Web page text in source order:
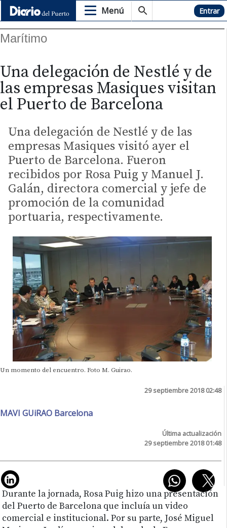
Menú Hemeroteca Entrar
Marítimo
Una delegación de Nestlé y de
las empresas Masiques visitan
el Puerto de Barcelona
Una delegación de Nestlé y de las
empresas Masiques visitó ayer el
Puerto de Barcelona. Fueron
recibidos por Rosa Puig y Manuel J.
Galán, directora comercial y jefe de
promoción de la comunidad
portuaria, respectivamente.
Un momento del encuentro. Foto M. Guirao.
29 septiembre 2018 02:48
MAVI GUiRAO Barcelona
Última actualización
29 septiembre 2018 01:48
Durante la jornada, Rosa Puig hizo una presentación
del Puerto de Barcelona que incluía un video
comercial e institucional. Por su parte, José Miguel